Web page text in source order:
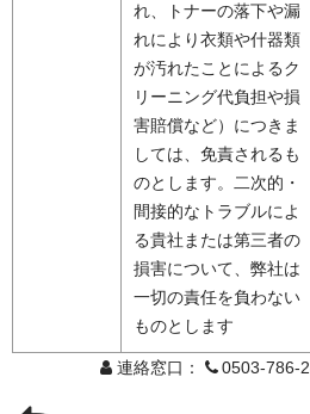
れ、トナーの落下や漏
れにより衣類や什器類
が汚れたことによるク
リーニング代負担や損
害賠償など）につきま
しては、免責されるも
のとします。二次的・
間接的なトラブルによ
る貴社または第三者の
損害について、弊社は
一切の責任を負わない
ものとします
連絡窓口： 0503-786-